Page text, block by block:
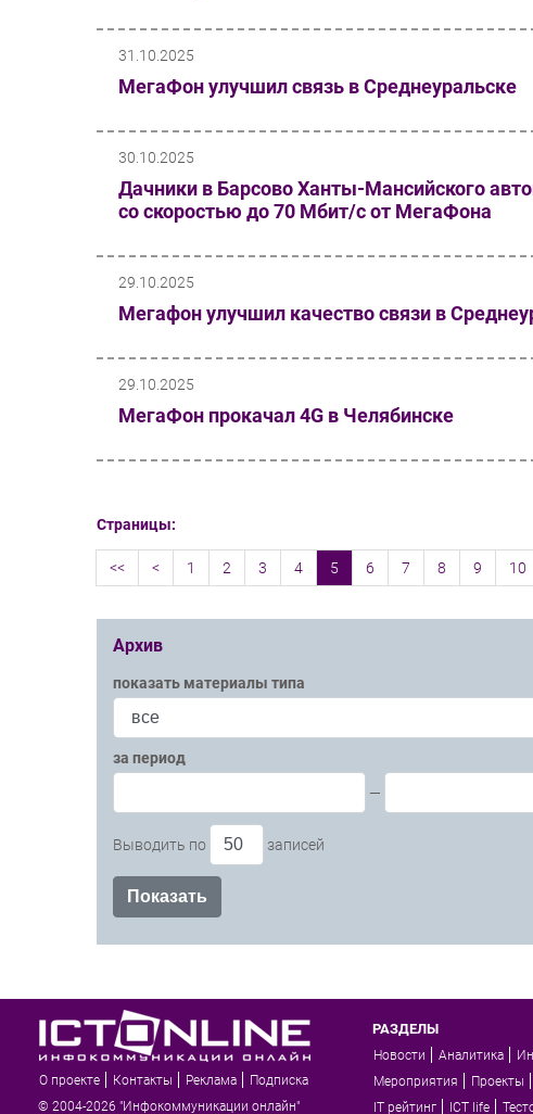
31.10.2025
МегаФон улучшил связь в Среднеуральске
30.10.2025
Дачники в Барсово Ханты-Мансийского
со скоростью до 70 Мбит/с от МегаФона
29.10.2025
Мегафон улучшил качество связи в
29.10.2025
МегаФон прокачал 4G в Челябинске
Страницы:
<< < 1 2 3 4 5 6 7 8 9 10
Архив
показать материалы типа
за период
—
Выводить по записей
О проекте Контакты Реклама
Подписка
© 2004-2026 "Инфокоммуникации онлайн"
РАЗДЕЛЫ
Новости Аналитика
Мероприятия
Проекты
IT рейтинг
ICT life